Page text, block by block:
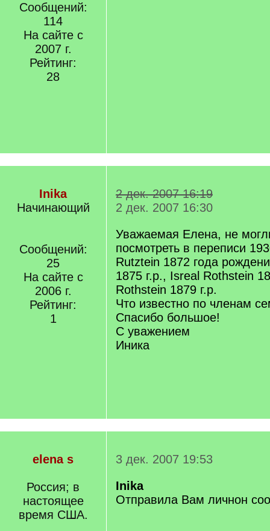
Сообщений:
114
На сайте с
2007 г.
Рейтинг:
28
Inika
Начинающий
Сообщений:
25
На сайте с
2006 г.
Рейтинг:
1
2 дек. 2007 16:19
2 дек. 2007 16:30
Уважаемая Елена, не
посмотреть в переписи
Rutztein 1872 года
1875 г.р., Isreal Rothstein
Rothstein 1879 г.р.
Что известно по членам
Спасибо большое!
С уважением
Иника
elena s
Россия; в
настоящее
время США.
3 дек. 2007 19:53
Inika
Отправила Вам личнон